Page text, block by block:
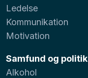
Ledelse
Kommunikation
Motivation
Samfund og politik
Alkohol